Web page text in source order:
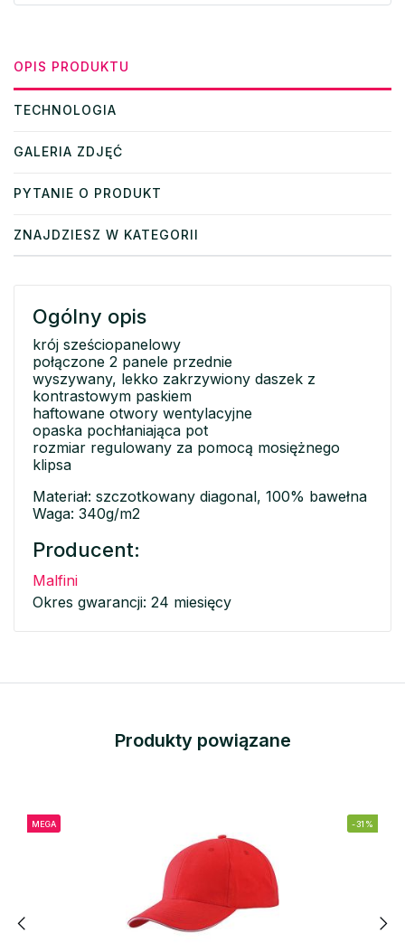
OPIS PRODUKTU
TECHNOLOGIA
GALERIA ZDJĘĆ
PYTANIE O PRODUKT
ZNAJDZIESZ W KATEGORII
Ogólny opis
krój sześciopanelowy
połączone 2 panele przednie
wyszywany, lekko zakrzywiony daszek z
kontrastowym paskiem
haftowane otwory wentylacyjne
opaska pochłaniająca pot
rozmiar regulowany za pomocą mosiężnego
klipsa
Materiał: szczotkowany diagonal, 100% bawełna
Waga: 340g/m2
Producent:
Malfini
Okres gwarancji: 24 miesięcy
Produkty powiązane
MEGA -31%